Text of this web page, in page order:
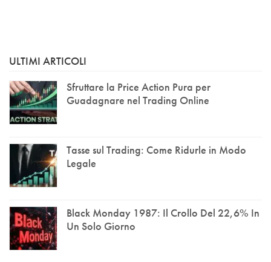
ULTIMI ARTICOLI
Sfruttare la Price Action Pura per
Guadagnare nel Trading Online
Tasse sul Trading: Come Ridurle in Modo
Legale
Black Monday 1987: Il Crollo Del 22,6% In
Un Solo Giorno